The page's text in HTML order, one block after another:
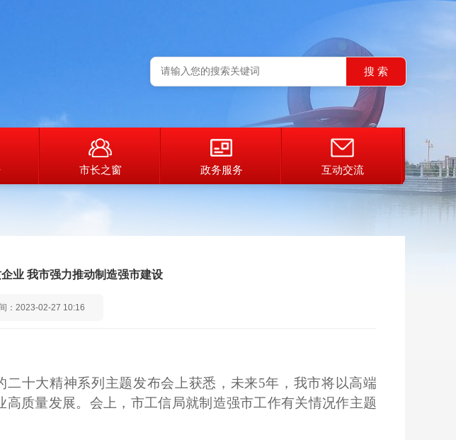
市长之窗 政务服务 互动交流
业 我市强力推动制造强市建设
：2023-02-27 10:16
十大精神系列主题发布会上获悉，未来5年，我市将以高端
质量发展。会上，市工信局就制造强市工作有关情况作主题